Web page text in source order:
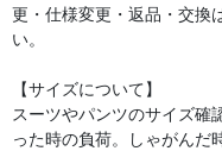
更・仕様変更・返品・交換
い。
【サイズについて】
スーツやパンツのサイズ確
った時の負荷。しゃがんだ